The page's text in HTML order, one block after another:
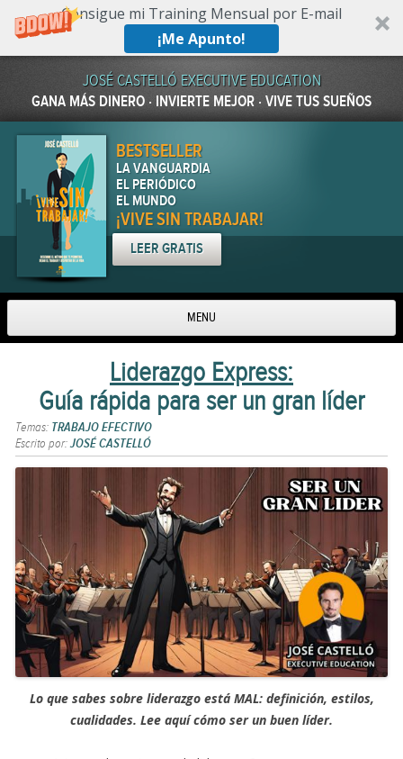
Consigue mi Training Mensual por E-mail
¡Me Apunto!
JOSÉ CASTELLÓ EXECUTIVE EDUCATION
GANA MÁS DINERO · INVIERTE MEJOR · VIVE TUS SUEÑOS
BESTSELLER
LA VANGUARDIA
EL PERIÓDICO
EL MUNDO
¡VIVE SIN TRABAJAR!
LEER GRATIS
MENU
Skip to content
Liderazgo Express:
Guía rápida para ser un gran líder
Temas: TRABAJO EFECTIVO
Escrito por:JOSÉ CASTELLÓ
Lo que sabes sobre liderazgo está MAL: definición, estilos,
cualidades. Lee aquí cómo ser un buen líder.